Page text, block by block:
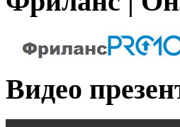
Видео